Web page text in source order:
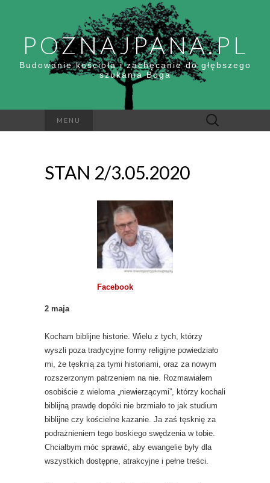
POZNAJPANA.PL
Budowanie kościoła i zachęcanie do głębszego
szukania Boga
MENU Szukaj:
STAN 2/3.05.2020
Facebook
2 maja
Kocham biblijne historie. Wielu z tych, którzy
wyszli poza tradycyjne formy religijne powiedziało
mi, że tęsknią za tymi historiami, oraz za nowym
rozszerzonym patrzeniem na nie. Rozmawiałem
osobiście z wieloma „niewierzącymi”, którzy kochali
biblijną prawdę dopóki nie brzmiało to jak studium
biblijne czy kościelne kazanie. Ja zaś tęsknię za
podrażnieniem tego boskiego swędzenia w tobie.
Chciałbym móc sprawić, aby ewangelie były dla
wszystkich dostępne, atrakcyjne i pełne treści.